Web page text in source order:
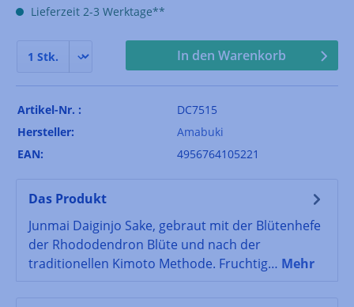
Lieferzeit 2-3 Werktage**
In den Warenkorb
Artikel-Nr. :
DC7515
Hersteller:
Amabuki
EAN:
4956764105221
Das Produkt
Junmai Daiginjo Sake, gebraut mit der Blütenhefe
der Rhododendron Blüte und nach der
traditionellen Kimoto Methode. Fruchtig… Mehr